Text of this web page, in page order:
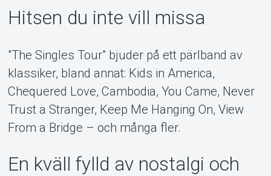
Hitsen du inte vill missa
"The Singles Tour" bjuder på ett pärlband av
klassiker, bland annat: Kids in America,
Chequered Love, Cambodia, You Came, Never
Trust a Stranger, Keep Me Hanging On, View
From a Bridge – och många fler.
En kväll fylld av nostalgi och